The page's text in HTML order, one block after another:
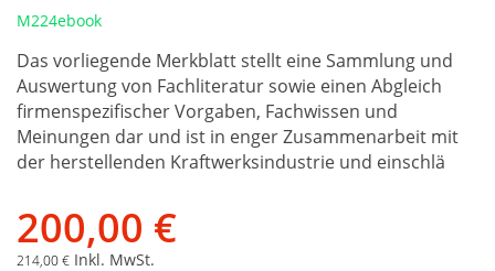
M224ebook
Das vorliegende Merkblatt stellt eine Sammlung und
Auswertung von Fachliteratur sowie einen Abgleich
firmenspezifischer Vorgaben, Fachwissen und
Meinungen dar und ist in enger Zusammenarbeit mit
der herstellenden Kraftwerksindustrie und einschlä
200,00 €
214,00 € Inkl. MwSt.